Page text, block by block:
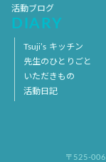
活動ブログ
DIARY
Tsuji’s キッチン
先生のひとりごと
いただきもの
活動日記
〒525-